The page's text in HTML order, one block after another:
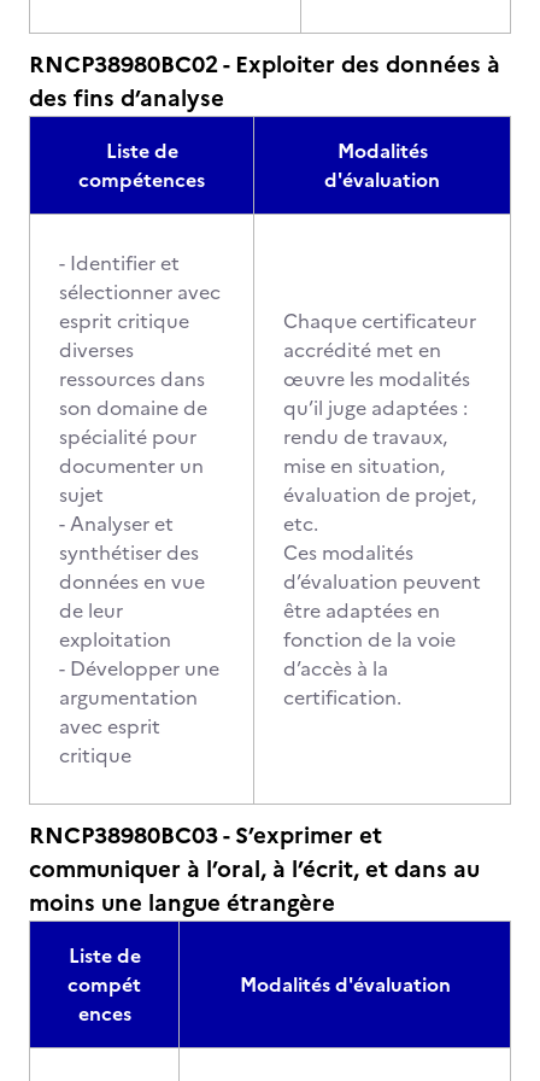
RNCP38980BC02 - Exploiter des données à
des fins d’analyse
Liste de
compétences
Modalités
d'évaluation
- Identifier et
sélectionner avec
esprit critique
diverses
ressources dans
son domaine de
spécialité pour
documenter un
sujet
- Analyser et
synthétiser des
données en vue
de leur
exploitation
- Développer une
argumentation
avec esprit
critique
Chaque certificateur
accrédité met en
œuvre les modalités
qu’il juge adaptées :
rendu de travaux,
mise en situation,
évaluation de projet,
etc.
Ces modalités
d’évaluation peuvent
être adaptées en
fonction de la voie
d’accès à la
certification.
RNCP38980BC03 - S’exprimer et
communiquer à l’oral, à l’écrit, et dans au
moins une langue étrangère
Liste de
compét
ences
Modalités d'évaluation